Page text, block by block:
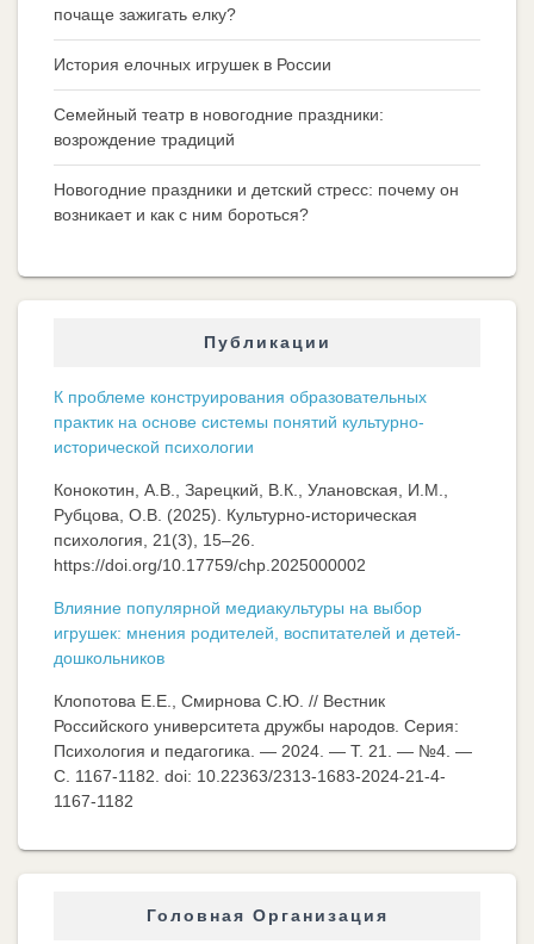
почаще зажигать елку?
История елочных игрушек в России
Семейный театр в новогодние праздники:
возрождение традиций
Новогодние праздники и детский стресс: почему он
возникает и как с ним бороться?
Публикации
К проблеме конструирования образовательных
практик на основе системы понятий культурно-
исторической психологии
Конокотин, А.В., Зарецкий, В.К., Улановская, И.М.,
Рубцова, О.В. (2025). Культурно-историческая
психология, 21(3), 15–26.
https://doi.org/10.17759/chp.2025000002
Влияние популярной медиакультуры на выбор
игрушек: мнения родителей, воспитателей и детей-
дошкольников
Клопотова Е.Е., Смирнова С.Ю. // Вестник
Российского университета дружбы народов. Серия:
Психология и педагогика. — 2024. — Т. 21. — №4. —
C. 1167-1182. doi: 10.22363/2313-1683-2024-21-4-
1167-1182
Головная Организация